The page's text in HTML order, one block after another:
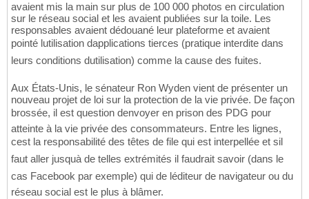
avaient mis la main sur plus de 100 000 photos en circulation
sur le réseau social et les avaient publiées sur la toile. Les
responsables avaient dédouané leur plateforme et avaient
pointé lutilisation dapplications tierces (pratique interdite dans
leurs conditions dutilisation) comme la cause des fuites.
Aux États-Unis, le sénateur Ron Wyden vient de présenter un
nouveau projet de loi sur la protection de la vie privée. De façon
brossée, il est question denvoyer en prison des PDG pour
atteinte à la vie privée des consommateurs. Entre les lignes,
cest la responsabilité des têtes de file qui est interpellée et sil
faut aller jusquà de telles extrémités il faudrait savoir (dans le
cas Facebook par exemple) qui de léditeur de navigateur ou du
réseau social est le plus à blâmer.